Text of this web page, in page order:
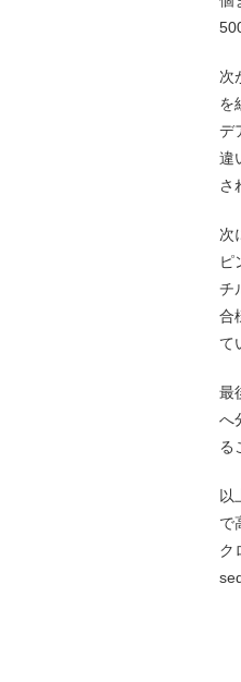
次
を
デ
違
さ
次
ピ
チ
合
て
最
へ
る
以
で
ク